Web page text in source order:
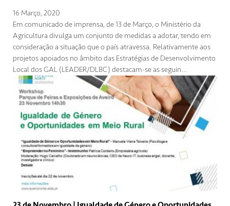
16 Março, 2020
Em comunicado de imprensa, de 13 de Março, o Ministério da
Agricultura divulga um conjunto de medidas a adotar, tendo em
consideração a situação que o país atravessa. Relativamente aos
projetos apoiados no âmbito das Estratégias de Desenvolvimento
Local dos GAL (LEADER/DLBC) destacam-se as seguin...